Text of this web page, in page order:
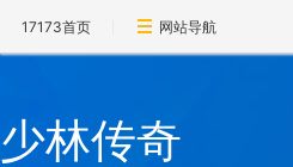
17173首页 网站导航
少林传奇